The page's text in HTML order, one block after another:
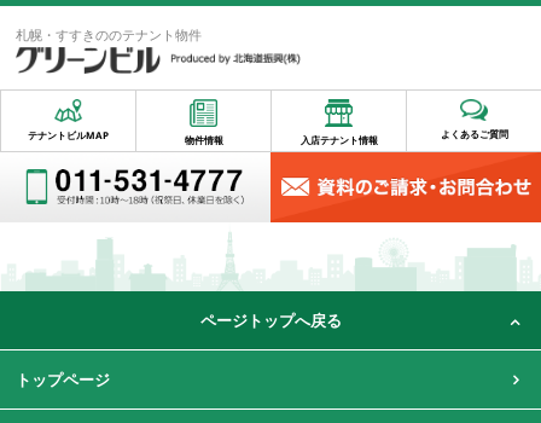
札幌・すすきののテナント物件
テナントビルMAP 物件情報 入店テナント情報 よくあるご質問
ページトップへ戻る
トップページ